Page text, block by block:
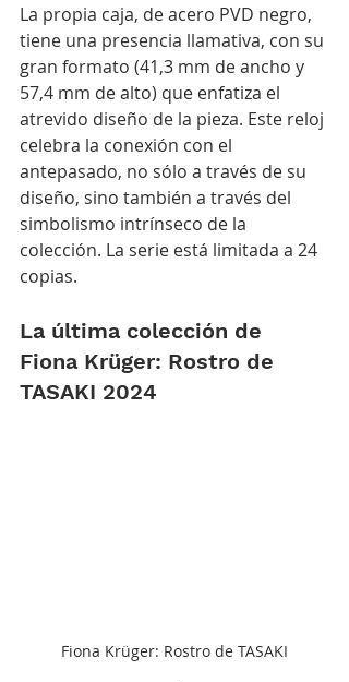
La propia caja, de acero PVD negro,
tiene una presencia llamativa, con su
gran formato (41,3 mm de ancho y
57,4 mm de alto) que enfatiza el
atrevido diseño de la pieza. Este reloj
celebra la conexión con el
antepasado, no sólo a través de su
diseño, sino también a través del
simbolismo intrínseco de la
colección. La serie está limitada a 24
copias.
La última colección de
Fiona Krüger: Rostro de
TASAKI 2024
Fiona Krüger: Rostro de TASAKI